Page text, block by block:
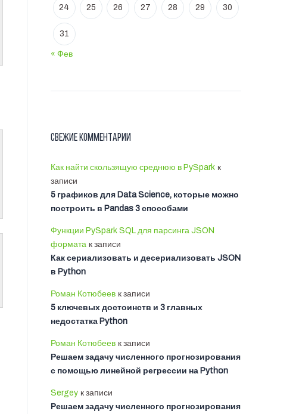
24 25 26 27 28 29 30
31
« Фев
Свежие комментарии
Как найти скользящую среднюю в PySpark к
записи
5 графиков для Data Science, которые можно
построить в Pandas 3 способами
Функции PySpark SQL для парсинга JSON
формата к записи
Как сериализовать и десериализовать JSON
в Python
Роман Котюбеев к записи
5 ключевых достоинств и 3 главных
недостатка Python
Роман Котюбеев к записи
Решаем задачу численного прогнозирования
с помощью линейной регрессии на Python
Sergey к записи
Решаем задачу численного прогнозирования